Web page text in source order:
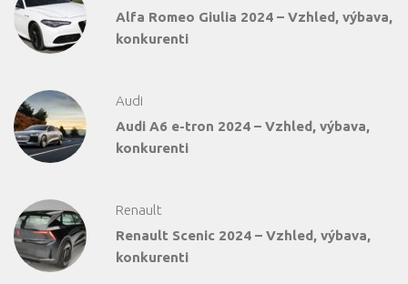
Alfa Romeo Giulia 2024 – Vzhled, výbava,
konkurenti
Audi
Audi A6 e-tron 2024 – Vzhled, výbava,
konkurenti
Renault
Renault Scenic 2024 – Vzhled, výbava,
konkurenti